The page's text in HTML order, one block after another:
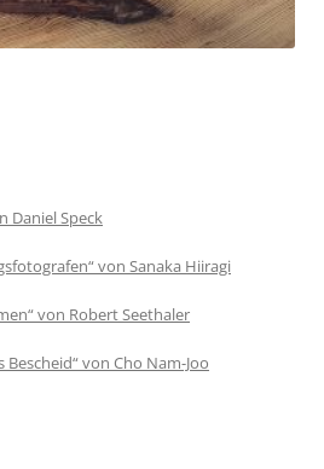
Daniel Speck
von Sanaka Hiiragi
von Robert Seethaler
Bescheid“ von Cho Nam-Joo